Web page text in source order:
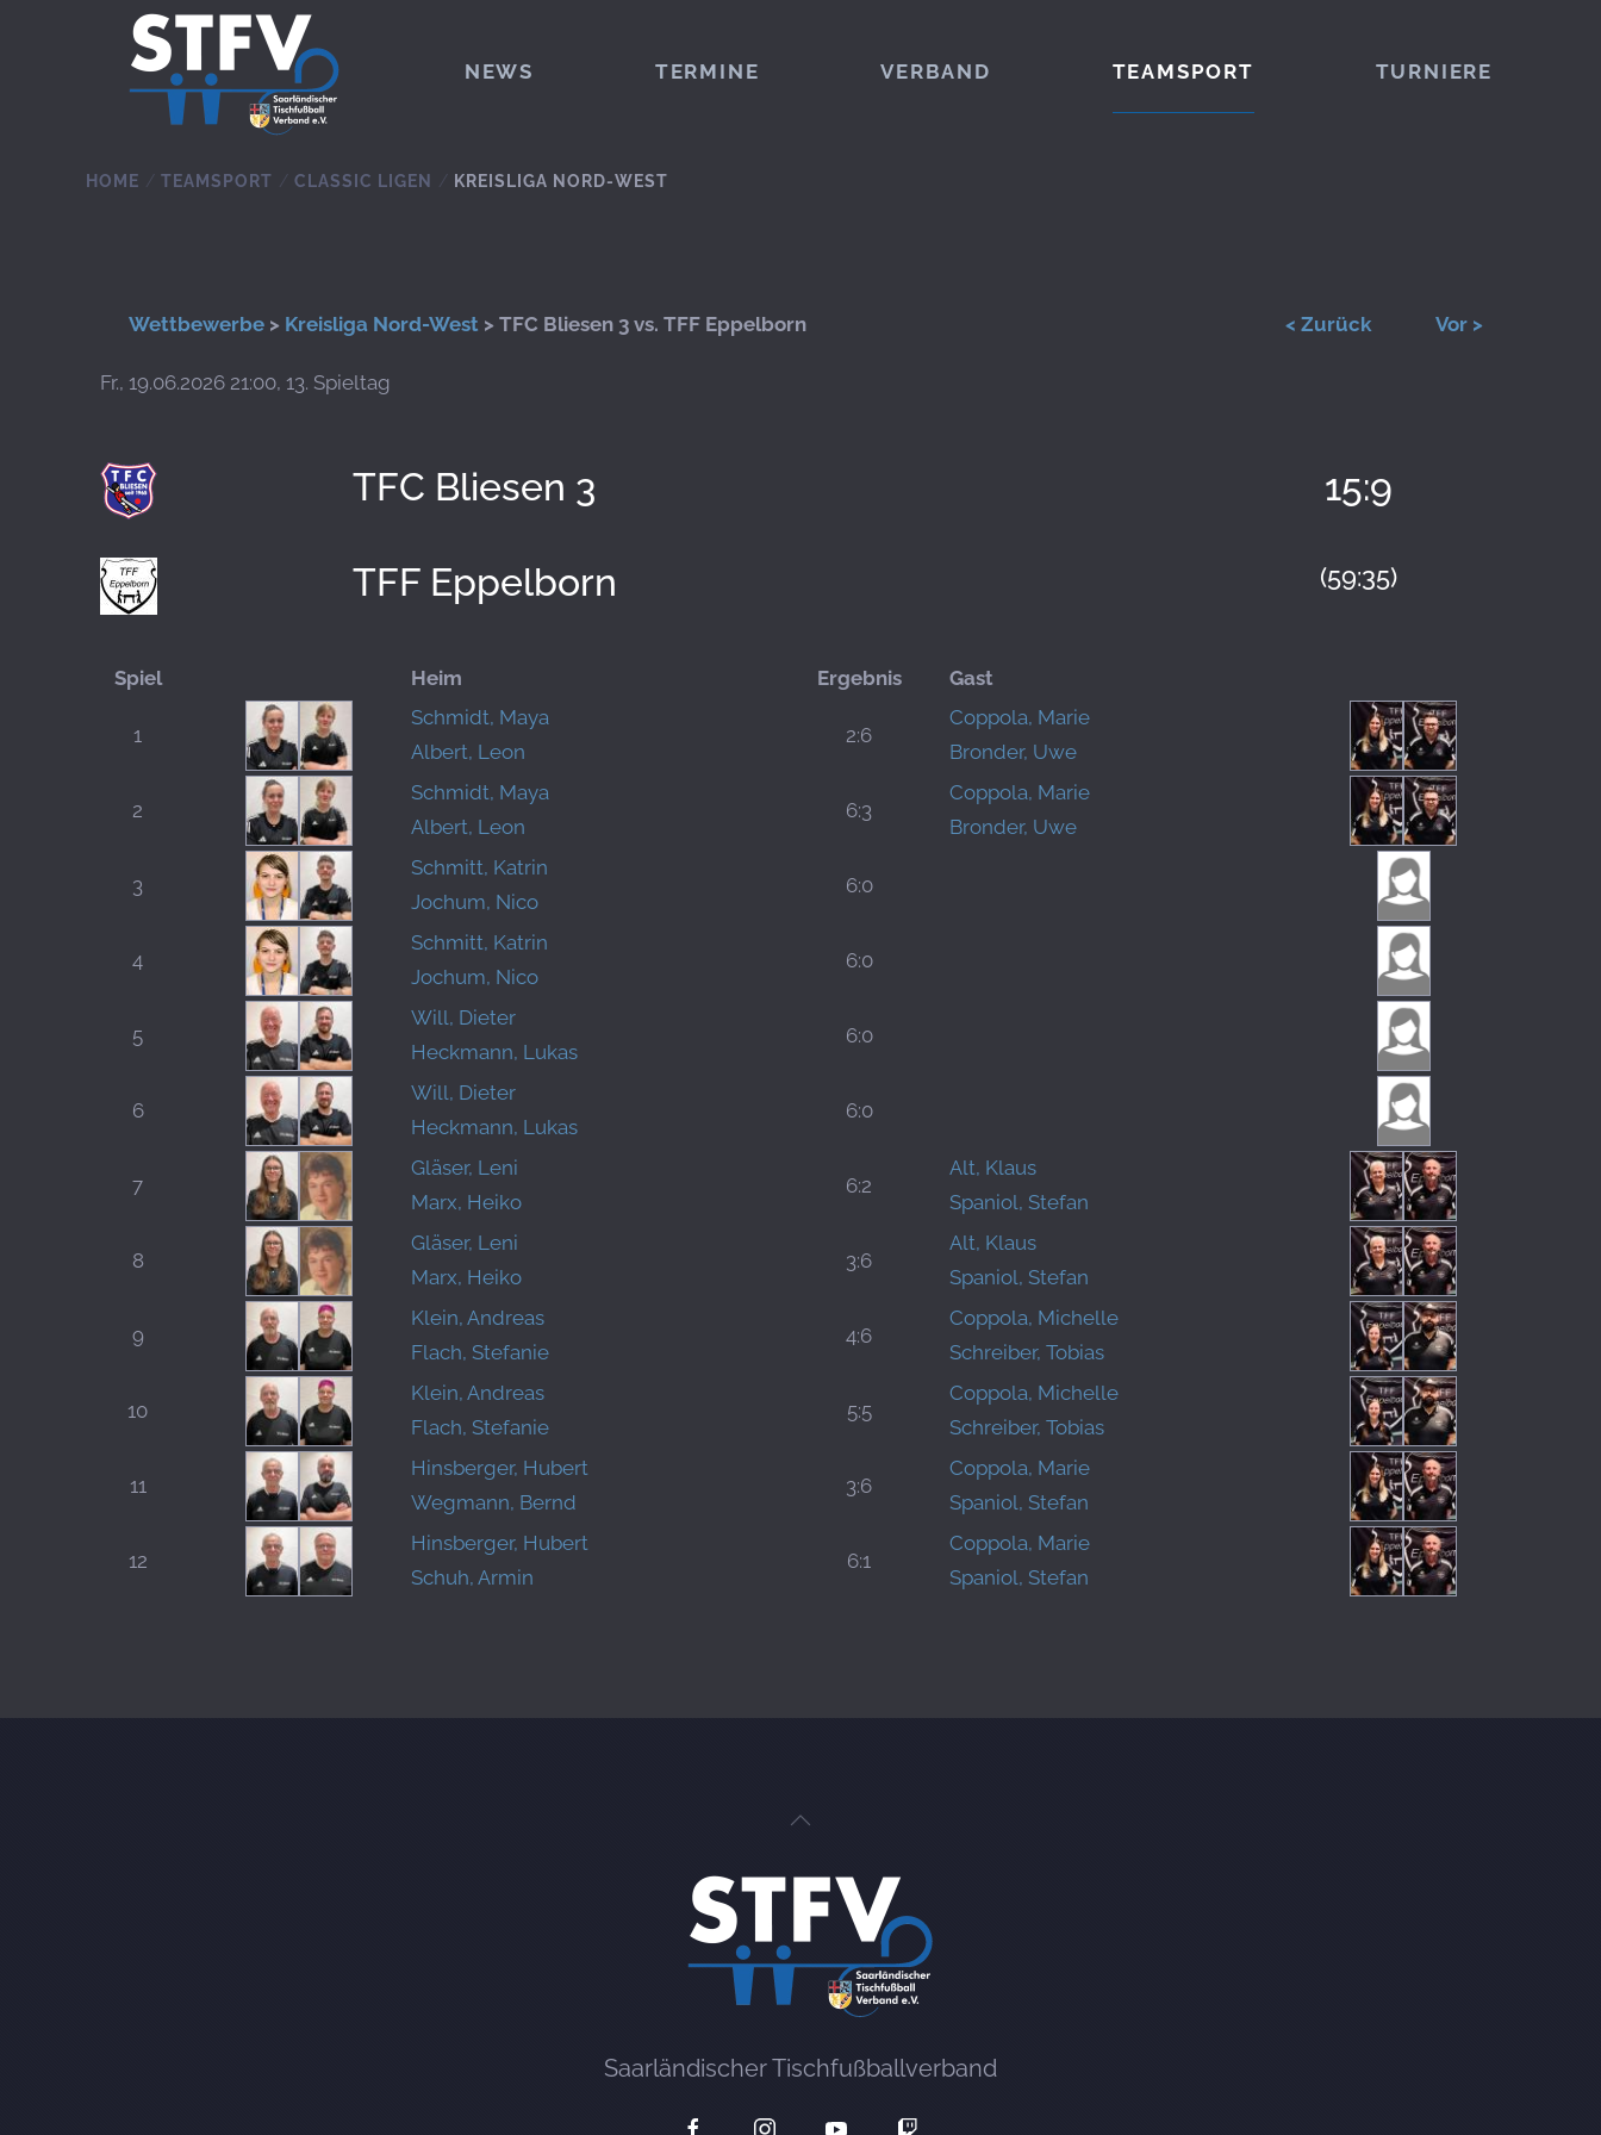
Zum Hauptinhalt springen
NEWS TERMINE VERBAND TEAMSPORT TURNIERE
HOME TEAMSPORT CLASSIC LIGEN KREISLIGA NORD-WEST
Wettbewerbe > Kreisliga Nord-West > TFC Bliesen 3 vs. TFF Eppelborn < Zurück Vor >
Fr., 19.06.2026 21:00, 13. Spieltag
TFC Bliesen 3 15:9
(59:35)
TFF Eppelborn
Spiel Heim Ergebnis Gast
1
Schmidt, Maya
Albert, Leon
2:6
Coppola, Marie
Bronder, Uwe
2
Schmidt, Maya
Albert, Leon
6:3
Coppola, Marie
Bronder, Uwe
3
Schmitt, Katrin
Jochum, Nico
6:0
4
Schmitt, Katrin
Jochum, Nico
6:0
5
Will, Dieter
Heckmann, Lukas
6:0
6
Will, Dieter
Heckmann, Lukas
6:0
7
Gläser, Leni
Marx, Heiko
6:2
Alt, Klaus
Spaniol, Stefan
8
Gläser, Leni
Marx, Heiko
3:6
Alt, Klaus
Spaniol, Stefan
9
Klein, Andreas
Flach, Stefanie
4:6
Coppola, Michelle
Schreiber, Tobias
10
Klein, Andreas
Flach, Stefanie
5:5
Coppola, Michelle
Schreiber, Tobias
11
Hinsberger, Hubert
Wegmann, Bernd
3:6
Coppola, Marie
Spaniol, Stefan
12
Hinsberger, Hubert
Schuh, Armin
6:1
Coppola, Marie
Spaniol, Stefan
Saarländischer Tischfußballverband